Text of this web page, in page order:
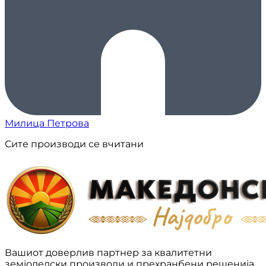
Милица Петрова
Сите производи се вчитани
Вашиот доверлив партнер за квалитетни
земјоделски производи и прехранбени решенија.